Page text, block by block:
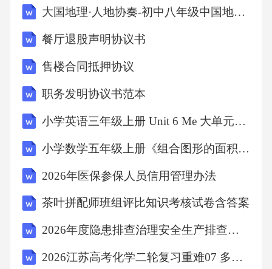
大国地理·人地协奏-初中八年级中国地理（上册）期末重构复习导学案
餐厅退股声明协议书
售楼合同抵押协议
职务发明协议书范本
小学英语三年级上册 Unit 6 Me 大单元教学设计
小学数学五年级上册《组合图形的面积》单元整体教学设计
2026年医保参保人员信用管理办法
茶叶拼配师班组评比知识考核试卷含答案
2026年度隐患排查治理安全生产排查治理情况报告
2026江苏高考化学二轮复习重难07 多重平衡体系及反应条件的选择（重难专练）（原卷版）